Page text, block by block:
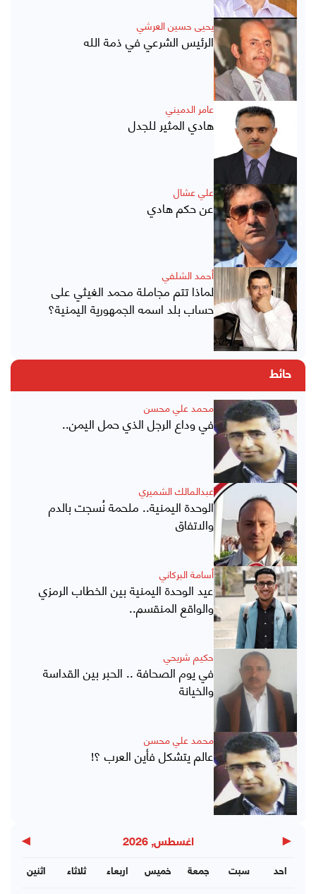
يحيى حسين العرشي
الرئيس الشرعي في ذمة الله
عامر الدميني
هادي المثير للجدل
علي عشال
عن حكم هادي
أحمد الشلفي
لماذا تتم مجاملة محمد الغيثي على
حساب بلد اسمه الجمهورية اليمنية؟
حائط
محمد علي محسن
في وداع الرجل الذي حمل اليمن..
عبدالمالك الشميري
الوحدة اليمنية.. ملحمة نُسجت بالدم
والاتفاق
أسامة البركاني
عيد الوحدة اليمنية بين الخطاب الرمزي
والواقع المنقسم..
حكيم شريحي
في يوم الصحافة .. الحبر بين القداسة
والخيانة
محمد علي محسن
عالم يتشكل فأين العرب ؟!
◀ اغسطس, 2026 ▶
اثنين ثلاثاء اربعاء خميس جمعة سبت احد